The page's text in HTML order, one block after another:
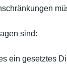
sind:
ein gesetztes